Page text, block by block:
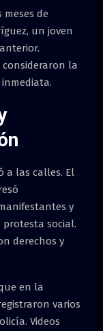
de
un joven
consideraron la
inmediata.
a las calles. El
y
social.
derechos y
en la
varios
Videos